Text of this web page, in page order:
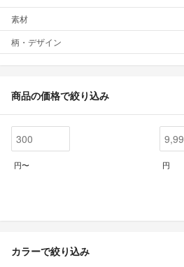
素材
柄・デザイン
商品の価格で絞り込み
円〜 円
カラーで絞り込み